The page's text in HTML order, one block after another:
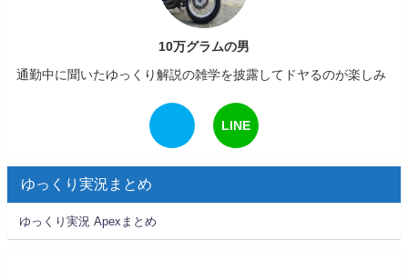
10万グラムの男
通勤中に聞いたゆっくり解説の雑学を披露してドヤるのが楽しみ
LINE
ゆっくり実況まとめ
ゆっくり実況 Apexまとめ